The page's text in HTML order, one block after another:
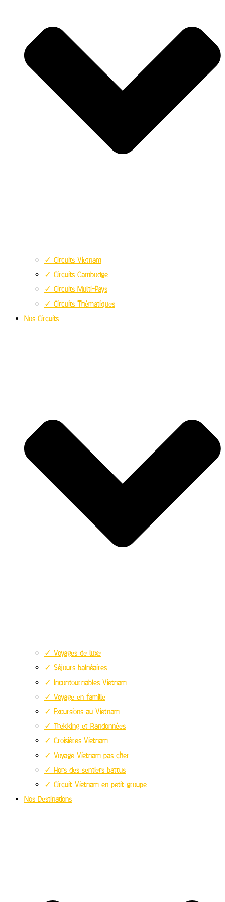
✓ Circuits Vietnam
✓ Circuits Cambodge
✓ Circuits Multi-Pays
✓ Circuits Thématiques
Nos Circuits
✓ Voyages de luxe
✓ Séjours balnéaires
✓ Incontournables Vietnam
✓ Voyage en famille
✓ Excursions au Vietnam
✓ Trekking et Randonnées
✓ Croisières Vietnam
✓ Voyage Vietnam pas cher
✓ Hors des sentiers battus
✓ Circuit Vietnam en petit groupe
Nos Destinations